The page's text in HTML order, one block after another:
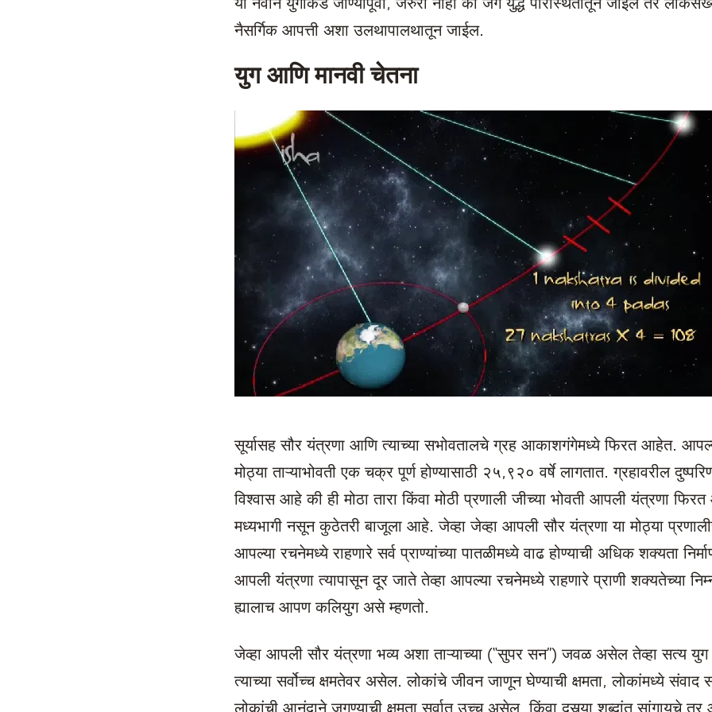
या नवीन युगाकडे जाण्यापूर्वी, जरुरी नाही की जग युद्ध परिस्थितीतून जाईल तर
नैसर्गिक आपत्ती अशा उलथापालथातून जाईल.
युग आणि मानवी चेतना
सूर्यासह सौर यंत्रणा आणि त्याच्या सभोवतालचे ग्रह आकाशगंगेमध्ये फिरत आहेत.
मोठ्या ताऱ्याभोवती एक चक्र पूर्ण होण्यासाठी २५,९२० वर्षे लागतात. ग्रहावरील
विश्वास आहे की ही मोठा तारा किंवा मोठी प्रणाली जीच्या भोवती आपली यंत्रणा फिरत
मध्यभागी नसून कुठेतरी बाजूला आहे. जेव्हा जेव्हा आपली सौर यंत्रणा या मोठ्या
आपल्या रचनेमध्ये राहणारे सर्व प्राण्यांच्या पातळीमध्ये वाढ होण्याची अधिक शक्यता
आपली यंत्रणा त्यापासून दूर जाते तेव्हा आपल्या रचनेमध्ये राहणारे प्राणी शक्यतेच्या
ह्यालाच आपण कलियुग असे म्हणतो.
जेव्हा आपली सौर यंत्रणा भव्य अशा ताऱ्याच्या (“सुपर सन”) जवळ असेल तेव्हा सत्य
त्याच्या सर्वोच्च क्षमतेवर असेल. लोकांचे जीवन जाणून घेण्याची क्षमता, लोकांमध्ये संवाद